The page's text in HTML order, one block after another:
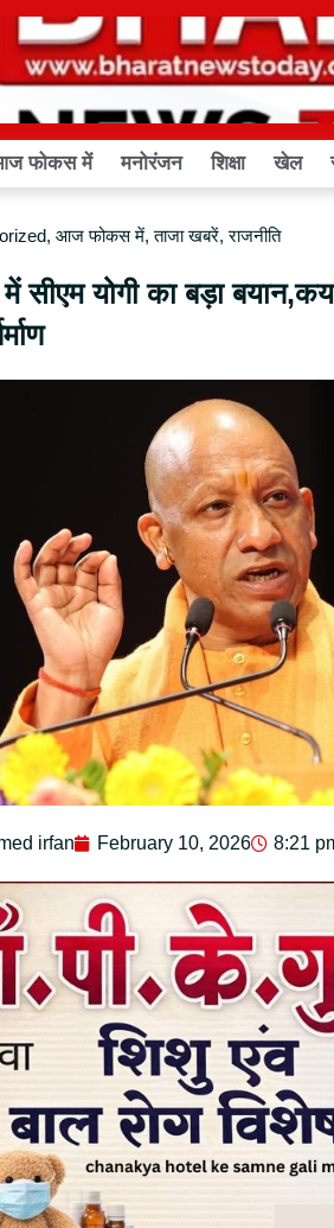
फोकस में मनोरंजन शिक्षा खेल
, आज फोकस में,ताजा खबरें,राजनीति
में सीएम योगी का बड़ा
irfan February 10, 2026 8:21